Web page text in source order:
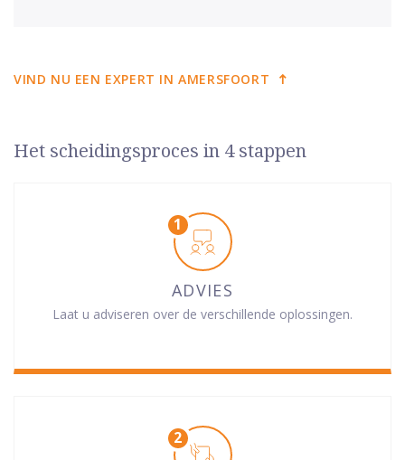
VIND NU EEN EXPERT IN AMERSFOORT
Het scheidingsproces in 4 stappen
ADVIES
Laat u adviseren over de verschillende oplossingen.